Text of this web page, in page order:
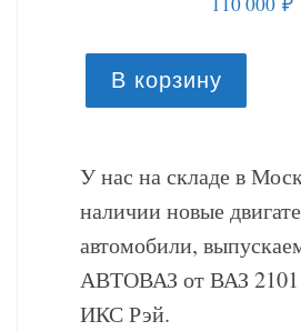
В корзину
У нас на складе в
наличии новые
автомобили,
АВТОВАЗ от ВАЗ 2101
ИКС Рэй.